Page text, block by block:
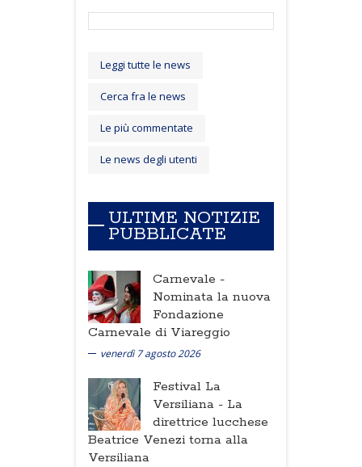
Leggi tutte le news
Cerca fra le news
Le più commentate
Le news degli utenti
ULTIME NOTIZIE
PUBBLICATE
Carnevale -
Nominata la nuova
Fondazione
Carnevale di Viareggio
venerdì 7 agosto 2026
Festival La
Versiliana - La
direttrice lucchese
Beatrice Venezi torna alla
Versiliana